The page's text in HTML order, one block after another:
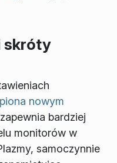
skróty
nowym
bardziej
monitorów w
samoczynnie